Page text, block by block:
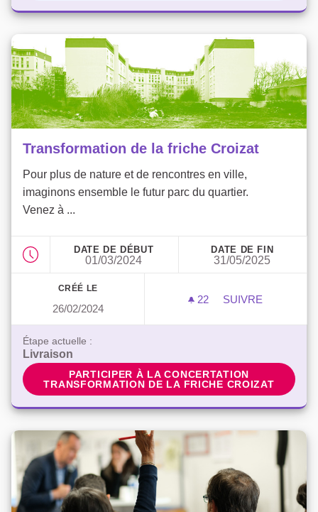
Transformation de la friche Croizat
Pour plus de nature et de rencontres en ville,
imaginons ensemble le futur parc du quartier.
Venez à ...
DATE DE DÉBUT
01/03/2024
DATE DE FIN
31/05/2025
CRÉÉ LE
26/02/2024
22 22 ABONNÉS
SUIVRE
Étape actuelle :
Livraison
PARTICIPER À LA CONCERTATION
PARTICIPER À LA CONCERTATION
TRANSFORMATION DE LA FRICHE CROIZAT